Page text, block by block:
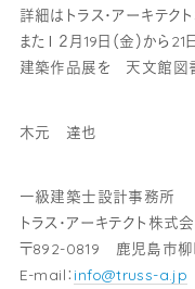
詳細はトラス・アーキテク
また１２月19日（金）から
建築作品展を 天文館図
木元 達也
一級建築士設計事務所
トラス・アーキテクト株式
〒892-0819 鹿児島市柳
E-mail： info@truss-a.jp